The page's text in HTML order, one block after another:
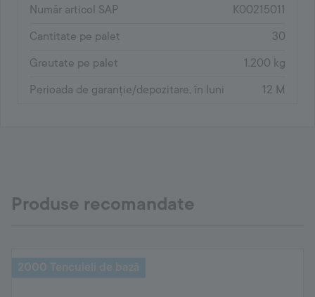
Număr articol SAP
K00215011
Cantitate pe palet
30
Greutate pe palet
1.200 kg
Perioada de garanție/depozitare, în luni
12 M
Produse recomandate